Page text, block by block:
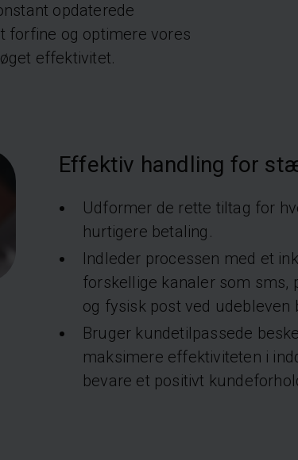
opdaterede
forfine og optimere vores
effektivitet.
Effektiv handling for
Udformer de rette tiltag for
hurtigere betaling.
Indleder processen med et
forskellige kanaler som sms,
og fysisk post ved udebleven
Bruger kundetilpassede
maksimere effektiviteten i
bevare et positivt